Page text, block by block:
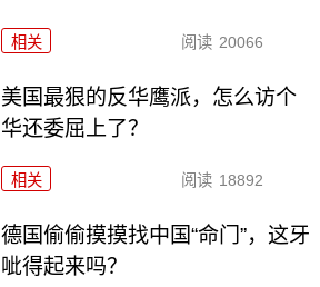
相关 阅读 20066
美国最狠的反华鹰派，怎么访个
华还委屈上了？
相关 阅读 18892
德国偷偷摸摸找中国“命门”，这牙
呲得起来吗？